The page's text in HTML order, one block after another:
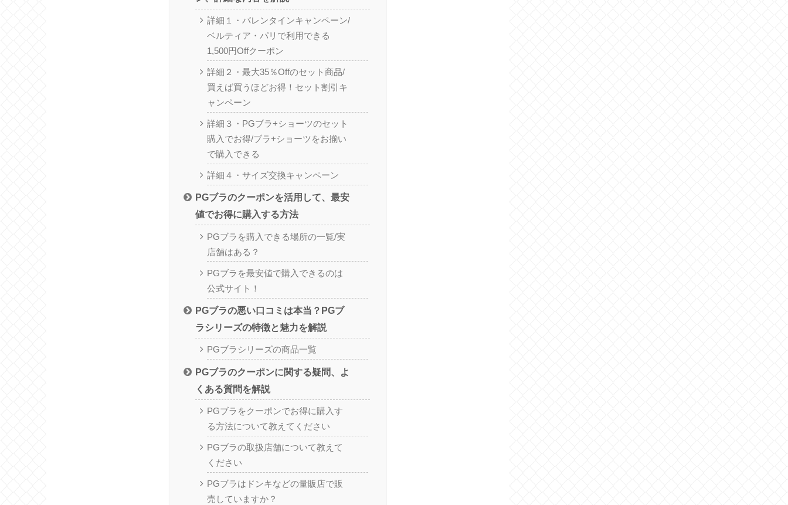
詳細１・バレンタインキャンペーン/
ベルティア・パリで利用できる
1,500円Offクーポン
詳細２・最大35％Offのセット商品/
買えば買うほどお得！セット割引キ
ャンペーン
詳細３・PGブラ+ショーツのセット
購入でお得/ブラ+ショーツをお揃い
で購入できる
詳細４・サイズ交換キャンペーン
PGブラのクーポンを活用して、最安
値でお得に購入する方法
PGブラを購入できる場所の一覧/実
店舗はある？
PGブラを最安値で購入できるのは
公式サイト！
PGブラの悪い口コミは本当？PGブ
ラシリーズの特徴と魅力を解説
PGブラシリーズの商品一覧
PGブラのクーポンに関する疑問、よ
くある質問を解説
PGブラをクーポンでお得に購入す
る方法について教えてください
PGブラの取扱店舗について教えて
ください
PGブラはドンキなどの量販店で販
売していますか？